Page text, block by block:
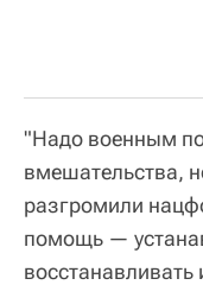
"Надо военным
вмешательства,
разгромили
помощь —
восстанавливать